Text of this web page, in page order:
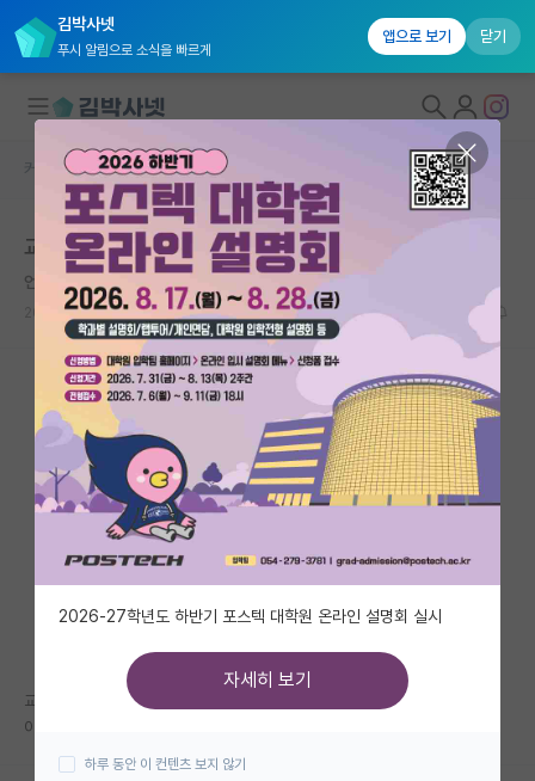
김박사넷
푸시 알림으로 소식을 빠르게
앱으로 보기 닫기
대학원생 모집
국내대학원 정보
연구실&오픈랩
커뮤니티
커뮤니티 홈
전체글보기
베스트 게시판
IF 명예의전당
자유 게시판(아무개랩)
미국 유학 게시판
미국 대학원 합격 후기 게시판
대학원 합격 후기 게시판
커뮤니티 홈 자유 게시판(아무개랩)
교수 정보에 오각형 그래프랑 대학원생 코멘트 못보면
언짢은 존 스튜어트 밀
2024.07.19 2 4350
교수 평가랑 정보 어케 검색해야 함???
아 인건비랑 인품 정보좀 보고 싶었는데 망했네
2026-27학년도 하반기 포스텍 대학원 온라인 설명회 실시
자세히 보기
하루 동안 이 컨텐츠 보지 않기